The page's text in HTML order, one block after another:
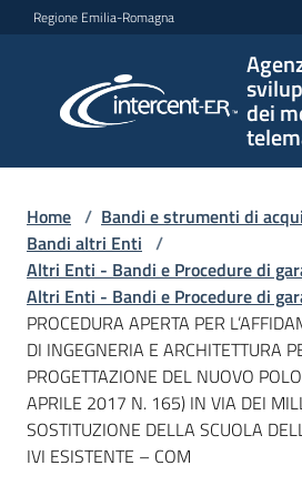
Vai al contenuto
Vai alla navigazione
Vai al footer
Regione Emilia-Romagna
dei
per lo
sviluppo
telematici
L'Agenzia
Bandi
e
strumenti
Home / Bandi e strumenti di
Bandi altri Enti /
Altri Enti - Bandi e Procedure di
Altri Enti - Bandi e Procedure di
PROCEDURA APERTA PER
DI INGEGNERIA E ARCHITETTURA
PROGETTAZIONE DEL NUOVO
APRILE 2017 N. 165) IN VIA DEI
SOSTITUZIONE DELLA SCUOLA
IVI ESISTENTE – COM